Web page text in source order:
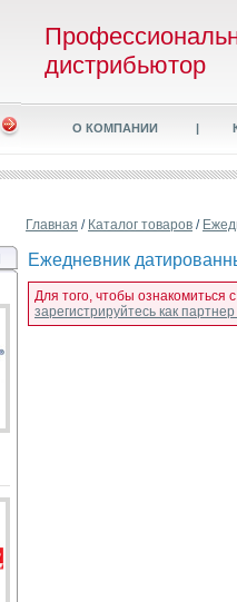
дистрибьютор
О КОМПАНИИ |
Главная / Каталог товаров /
Ежедневник
Для того, чтобы
зарегистрируйтесь как